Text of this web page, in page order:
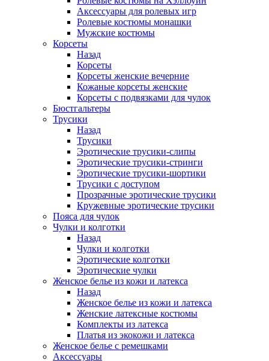
Аксессуары для ролевых игр
Ролевые костюмы монашки
Мужские костюмы
Корсеты
Назад
Корсеты
Корсеты женские вечерние
Кожаные корсеты женские
Корсеты с подвязками для чулок
Бюстгальтеры
Трусики
Назад
Трусики
Эротические трусики-слипы
Эротические трусики-стринги
Эротические трусики-шортики
Трусики с доступом
Прозрачные эротические трусики
Кружевные эротические трусики
Пояса для чулок
Чулки и колготки
Назад
Чулки и колготки
Эротические колготки
Эротические чулки
Женское белье из кожи и латекса
Назад
Женское белье из кожи и латекса
Женские латексные костюмы
Комплекты из латекса
Платья из экокожи и латекса
Женское белье с ремешками
Аксессуары